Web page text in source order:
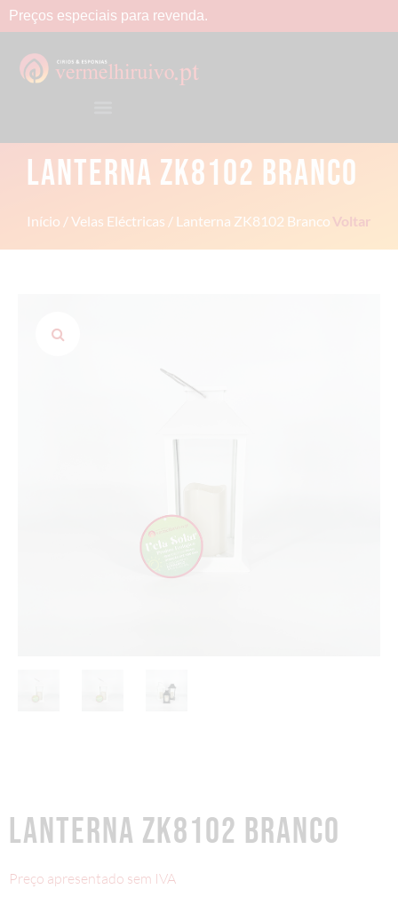
Preços especiais para revenda.
LANTERNA ZK8102 BRANCO
Início /Velas Eléctricas / Lanterna ZK8102 Branco Voltar
LANTERNA ZK8102 BRANCO
Preço apresentado sem IVA